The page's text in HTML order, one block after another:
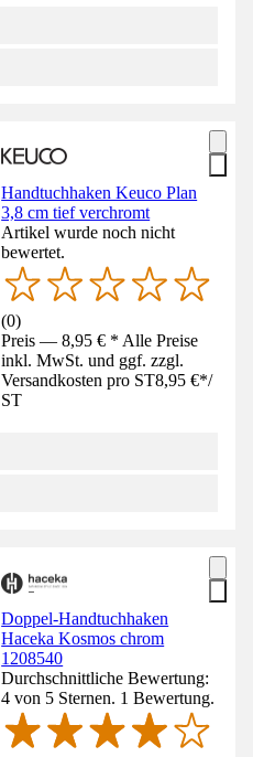
Handtuchhaken Keuco Plan
3,8 cm tief verchromt
Artikel wurde noch nicht
bewertet.
(0)
Preis — 8,95 € * Alle Preise
inkl. MwSt. und ggf. zzgl.
Versandkosten pro ST8,95 €*/
ST
Doppel-Handtuchhaken
Haceka Kosmos chrom
1208540
Durchschnittliche Bewertung:
4 von 5 Sternen. 1 Bewertung.